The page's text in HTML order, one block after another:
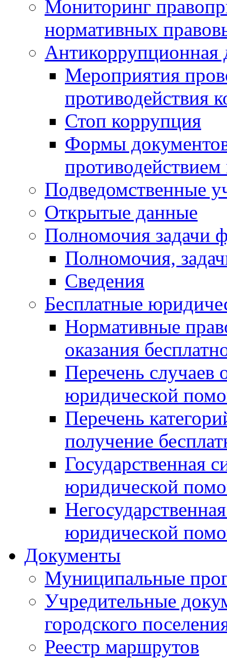
Мониторинг
нормативных
Антикоррупционная
Мероприятия
противодействия
Стоп коррупция
Формы
Подведомственные
Открытые данные
Полномочия задачи
Полномочия,
Сведения
Бесплатные
Нормативные
оказания
Перечень случаев
юридической
Перечень
получение
Государственная
юридической
юридической
Документы
Муниципальные
Учредительные
городского
Реестр маршрутов